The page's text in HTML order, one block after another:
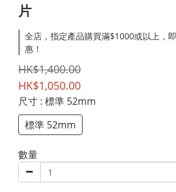
片
全店，指定產品購買滿$1000或以上，
惠！
HK$1,400.00
HK$1,050.00
尺寸 : 標準 52mm
標準 52mm
數量